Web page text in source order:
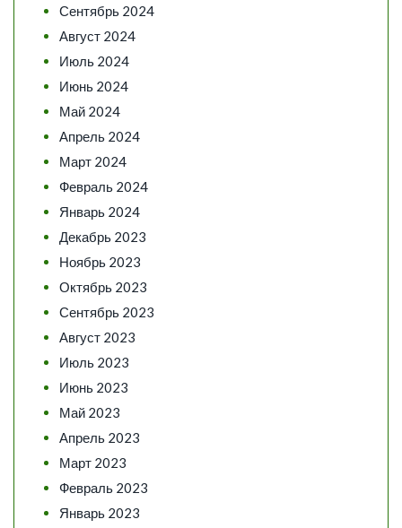
Сентябрь 2024
Август 2024
Июль 2024
Июнь 2024
Май 2024
Апрель 2024
Март 2024
Февраль 2024
Январь 2024
Декабрь 2023
Ноябрь 2023
Октябрь 2023
Сентябрь 2023
Август 2023
Июль 2023
Июнь 2023
Май 2023
Апрель 2023
Март 2023
Февраль 2023
Январь 2023